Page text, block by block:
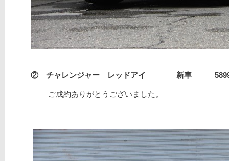
② チャレンジャー レッドアイ 新車
ご成約ありがとうございました。